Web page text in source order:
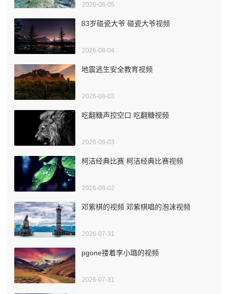
2026-08-05
83岁碰瓷大爷 碰瓷大爷视频
2026-08-04
地震逃生安全教育视频
2026-08-03
吃翻糖声控空口 吃翻糖视频
2026-08-03
柯洁经典比赛 柯洁经典比赛视频
2026-08-02
邓紫棋的视频 邓紫棋唱的泡沫视频
2026-07-31
pgone搂着李小璐的视频
2026-07-31